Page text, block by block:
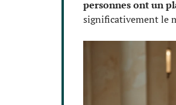
personnes ont un
significativement le